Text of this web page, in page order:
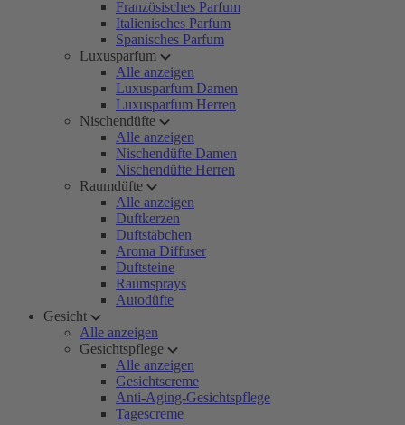
Französisches Parfum
Italienisches Parfum
Spanisches Parfum
Luxusparfum
Alle anzeigen
Luxusparfum Damen
Luxusparfum Herren
Nischendüfte
Alle anzeigen
Nischendüfte Damen
Nischendüfte Herren
Raumdüfte
Alle anzeigen
Duftkerzen
Duftstäbchen
Aroma Diffuser
Duftsteine
Raumsprays
Autodüfte
Gesicht
Alle anzeigen
Gesichtspflege
Alle anzeigen
Gesichtscreme
Anti-Aging-Gesichtspflege
Tagescreme